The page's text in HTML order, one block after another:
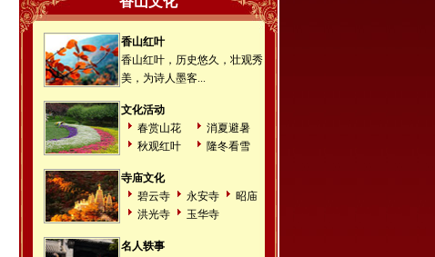
香山红叶
香山红叶，历史悠久，壮观秀
美，为诗人墨客...
文化活动
春赏山花
消夏避暑
秋观红叶
隆冬看雪
寺庙文化
碧云寺
永安寺
昭庙
洪光寺
玉华寺
名人轶事